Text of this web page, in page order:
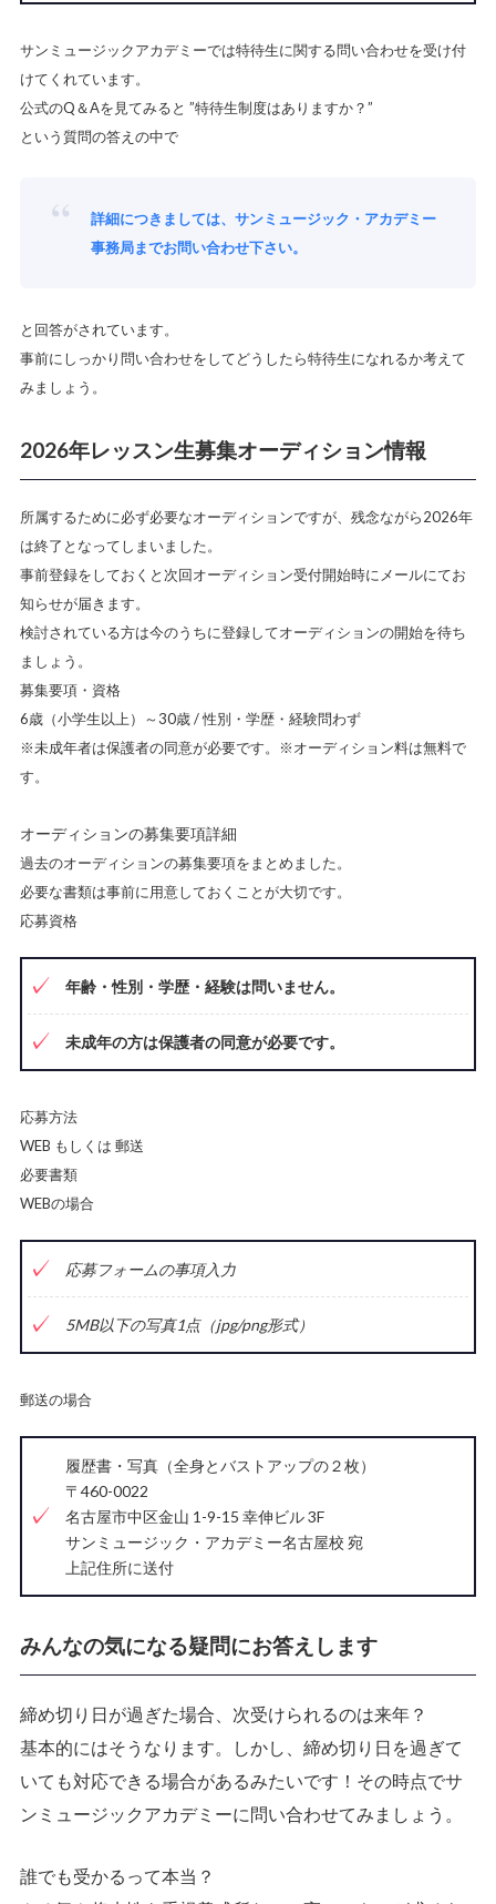
サンミュージックアカデミーでは特待生に関する問い合わせを受け付
けてくれています。
公式のQ＆Aを見てみると ”特待生制度はありますか？”
という質問の答えの中で
詳細につきましては、サンミュージック・アカデミー
事務局までお問い合わせ下さい。
と回答がされています。
事前にしっかり問い合わせをしてどうしたら特待生になれるか考えて
みましょう。
2026年レッスン生募集オーディション情報
所属するために必ず必要なオーディションですが、残念ながら2026年
は終了となってしまいました。
事前登録をしておくと次回オーディション受付開始時にメールにてお
知らせが届きます。
検討されている方は今のうちに登録してオーディションの開始を待ち
ましょう。
募集要項・資格
6歳（小学生以上）～30歳 / 性別・学歴・経験問わず
※未成年者は保護者の同意が必要です。※オーディション料は無料で
す。
オーディションの募集要項詳細
過去のオーディションの募集要項をまとめました。
必要な書類は事前に用意しておくことが大切です。
応募資格
年齢・性別・学歴・経験は問いません。
未成年の方は保護者の同意が必要です。
応募方法
WEB もしくは 郵送
必要書類
WEBの場合
応募フォームの事項入力
5MB以下の写真1点（jpg/png形式）
郵送の場合
履歴書・写真（全身とバストアップの２枚）
〒460-0022
名古屋市中区金山 1-9-15 幸伸ビル 3F
サンミュージック・アカデミー名古屋校 宛
上記住所に送付
みんなの気になる疑問にお答えします
締め切り日が過ぎた場合、次受けられるのは来年？
基本的にはそうなります。しかし、 締め切り日を過ぎて
いても対応できる場合があるみたいです！その時点でサ
ンミュージックアカデミーに問い合わせてみましょう。
誰でも受かるって本当？